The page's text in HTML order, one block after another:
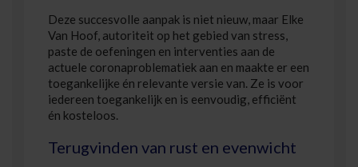
Deze succesvolle aanpak is niet nieuw, maar Elke
Van Hoof, autoriteit op het gebied van stress,
paste de oefeningen en interventies aan de
actuele coronaproblematiek aan en maakte er een
toegankelijke én relevante versie van. Ze is voor
iedereen toegankelijk en is eenvoudig, efficiënt
én kosteloos.
Terugvinden van rust en evenwicht